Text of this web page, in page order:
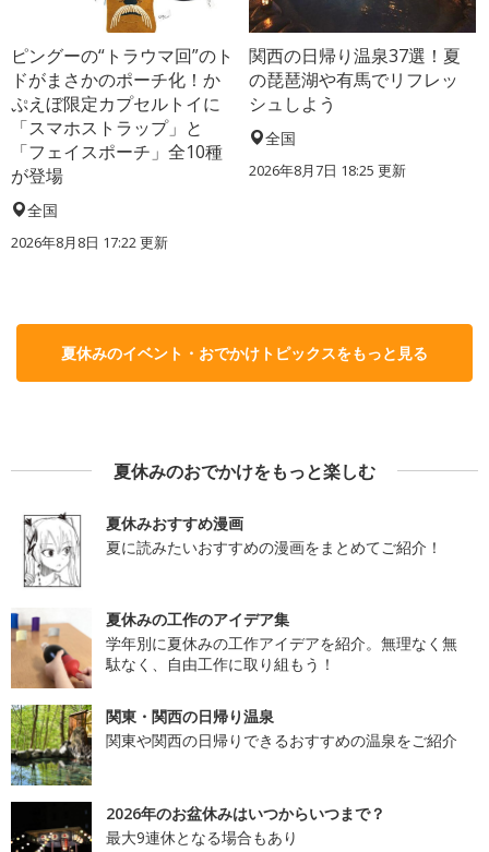
ピングーの“トラウマ回”のト
ドがまさかのポーチ化！か
ぷえぼ限定カプセルトイに
「スマホストラップ」と
「フェイスポーチ」全10種
が登場
全国
2026年8月8日 17:22更新
関西の日帰り温泉37選！夏
の琵琶湖や有馬でリフレッ
シュしよう
全国
2026年8月7日 18:25 更新
夏休みのイベント・おでかけトピックスをもっと見る
夏休みのおでかけをもっと楽しむ
夏休みおすすめ漫画
夏に読みたいおすすめの漫画をまとめてご紹介！
夏休みの工作のアイデア集
学年別に夏休みの工作アイデアを紹介。無理なく無
駄なく、自由工作に取り組もう！
関東・関西の日帰り温泉
関東や関西の日帰りできるおすすめの温泉をご紹介
2026年のお盆休みはいつからいつまで？
最大9連休となる場合もあり